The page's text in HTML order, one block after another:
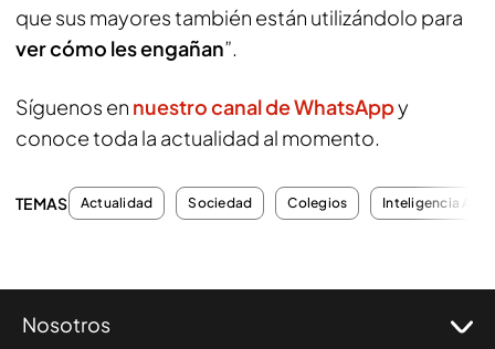
que sus mayores también están utilizándolo para
ver cómo les engañan”.
Síguenos en nuestro canal de WhatsAppy
conoce toda la actualidad al momento.
TEMAS Actualidad Sociedad Colegios Inteligencia
Nosotros